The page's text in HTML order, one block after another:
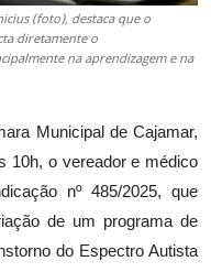
(foto), destaca que o
diretamente o
na aprendizagem e na
Municipal de Cajamar,
10h, o vereador e médico
nº 485/2025, que
de um programa de
do Espectro Autista